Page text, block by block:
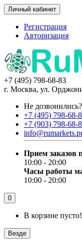
Личный кабинет
Регистрация
Авторизация
+7 (495) 798-68-83
г. Москва, ул.
Не дозвонились?
+7 (495) 798-68-
+7 (903) 798-68-
Прием заказов
10:00 - 20:00
Часы работы
10:00 - 20:00
0
В корзине пусто!
Везде